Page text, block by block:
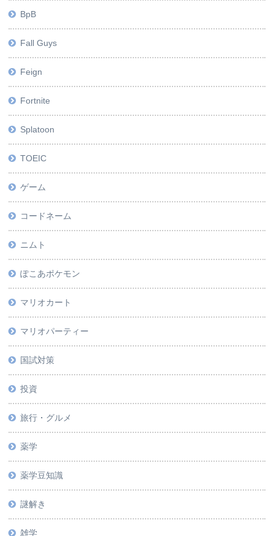
BpB
Fall Guys
Feign
Fortnite
Splatoon
TOEIC
ゲーム
コードネーム
ニムト
ぽこあポケモン
マリオカート
マリオパーティー
国試対策
投資
旅行・グルメ
薬学
薬学豆知識
謎解き
雑学